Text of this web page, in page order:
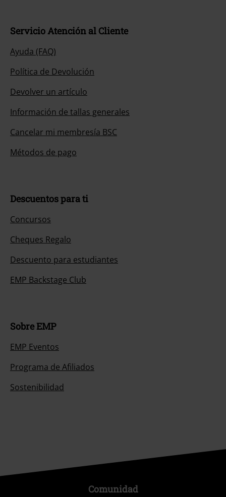
Servicio Atención al Cliente
Ayuda (FAQ)
Política de Devolución
Devolver un artículo
Información de tallas generales
Cancelar mi membresía BSC
Métodos de pago
Descuentos para ti
Concursos
Cheques Regalo
Descuento para estudiantes
EMP Backstage Club
Sobre EMP
EMP Eventos
Programa de Afiliados
Sostenibilidad
Comunidad